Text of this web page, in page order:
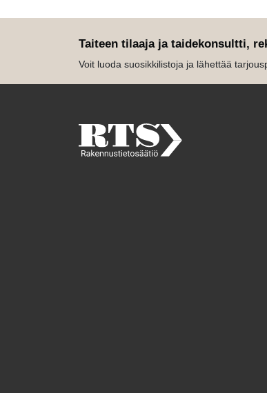
Taiteen tilaaja ja taidekonsultti,
Voit luoda suosikkilistoja ja lähettää